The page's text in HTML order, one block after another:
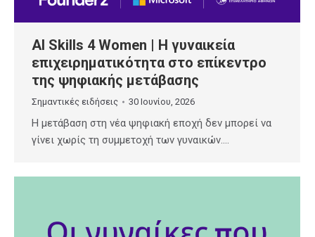
AI Skills 4 Women | Η γυναικεία
επιχειρηματικότητα στο επίκεντρο
της ψηφιακής μετάβασης
Σημαντικές ειδήσεις 30 Ιουνίου, 2026
Η μετάβαση στη νέα ψηφιακή εποχή δεν μπορεί να
γίνει χωρίς τη συμμετοχή των γυναικών.…